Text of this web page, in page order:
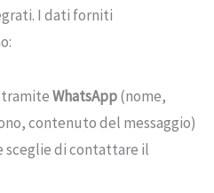
I dati forniti
WhatsApp(nome,
contenuto del messaggio)
sceglie di contattare il